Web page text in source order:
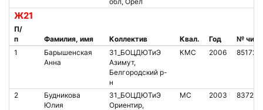
Ж21
П/
п
Фамилия, имя Коллектив Квал. Год
№ чипа
1
Барышенская
Анна
31_БОЦДЮТиЭ
Азимут,
Белгородский р-
н
КМС 2006
2
Будникова
Юлия
31_БОЦДЮТиЭ
Ориентир,
МС 2003